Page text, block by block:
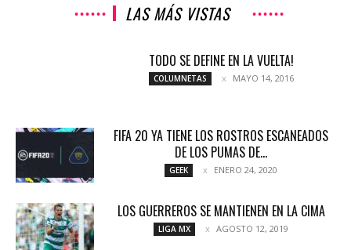
LAS MÁS VISTAS
TODO SE DEFINE EN LA VUELTA!
COLUMNETAS MAYO 14, 2016
FIFA 20 YA TIENE LOS ROSTROS ESCANEADOS
DE LOS PUMAS DE...
GEEK ENERO 24, 2020
LOS GUERREROS SE MANTIENEN EN LA CIMA
LIGA MX AGOSTO 12, 2019